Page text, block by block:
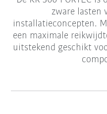
zware lasten
installatieconcepten.
een maximale
uitstekend geschikt